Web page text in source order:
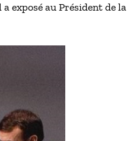
exposé au Président de la